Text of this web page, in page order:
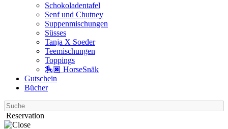
Schokoladen­tafel
Senf und Chutney
Suppen­mischungen
Süsses
Tanja X Soeder
Tee­mischungen
Toppings
🏇🏿 HorseSnäk
Gutschein
Bücher
Suche
Reservation